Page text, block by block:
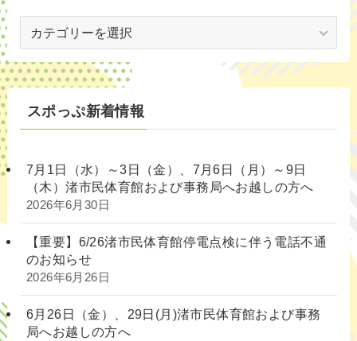
別
スポっぷ新着情報
7月1日（水）～3日（金）、7月6日（月）～9日
（木）渚市民体育館および事務局へお越しの方へ
2026年6月30日
【重要】6/26渚市民体育館停電点検に伴う電話不通
のお知らせ
2026年6月26日
6月26日（金）、29日(月)渚市民体育館および事務
局へお越しの方へ